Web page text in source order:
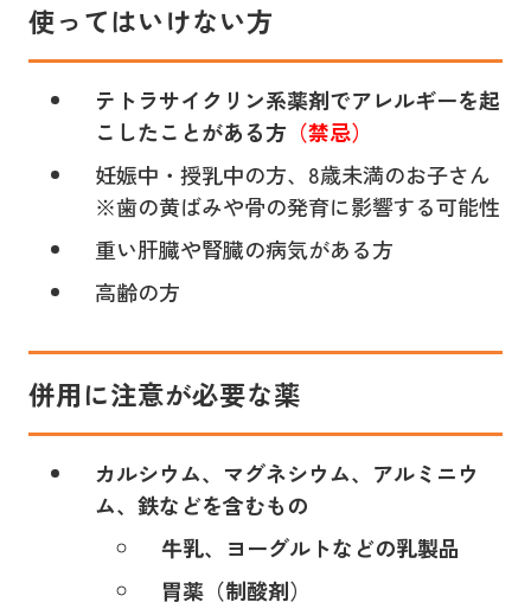
使ってはいけない方
テトラサイクリン系薬剤でアレルギーを起
こしたことがある方 （禁忌）
妊娠中・授乳中の方、8歳未満のお子さん
※歯の黄ばみや骨の発育に影響する可能性
重い肝臓や腎臓の病気がある方
高齢の方
併用に注意が必要な薬
カルシウム、マグネシウム、アルミニウ
ム、鉄などを含むもの
牛乳、ヨーグルトなどの乳製品
胃薬（制酸剤）